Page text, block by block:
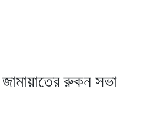
রুকন সভা